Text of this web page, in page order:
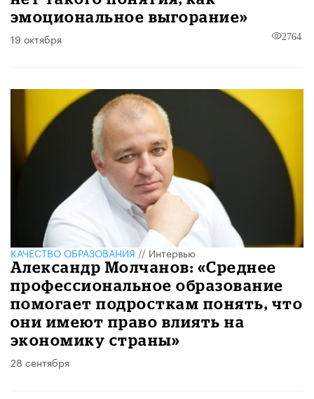
эмоциональное выгорание»
19 октября 2764
КАЧЕСТВО ОБРАЗОВАНИЯ// Интервью
Александр Молчанов: «Среднее
профессиональное образование
помогает подросткам понять, что
они имеют право влиять на
экономику страны»
28 сентября